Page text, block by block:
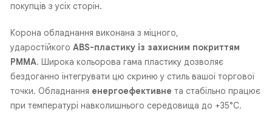
покупців з усіх сторін.
Корона обладнання виконана з міцного,
ударостійкого ABS-пластику із захисним покриттям
РММА. Широка кольорова гама пластику дозволяє
бездоганно інтегрувати цю скриню у стиль вашої торгової
точки. Обладнання енергоефективне та стабільно працює
при температурі навколишнього середовища до +35°C.